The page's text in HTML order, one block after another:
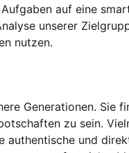
auf eine
unserer
nutzen.
Generationen. Sie
zu sein.
authentische und